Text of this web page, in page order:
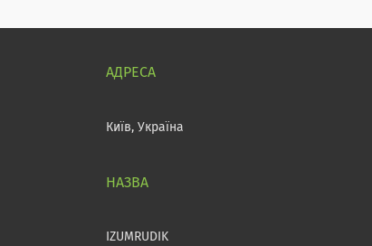
Київ, Україна
IZUMRUDIK